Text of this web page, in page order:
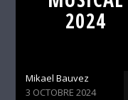
2024
Mikael Bauvez
3 OCTOBRE 2024